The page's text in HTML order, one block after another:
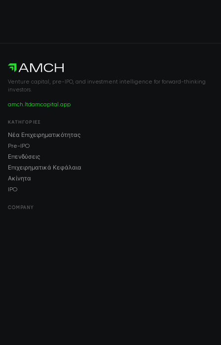
Venture capital, pre-IPO, and investment intelligence for forward-thinking
investors.
amch.ltdamcapital.app
ΚΑΤΗΓΟΡΊΕΣ
Νέα Επιχειρηματικότητας
Pre-IPO
Επενδύσεις
Επιχειρηματικά Κεφάλαια
Ακίνητα
IPO
COMPANY